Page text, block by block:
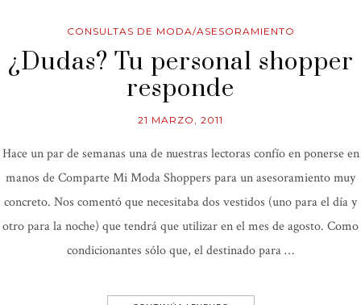
CONSULTAS DE MODA/ASESORAMIENTO
¿Dudas? Tu personal shopper
responde
21 MARZO, 2011
Hace un par de semanas una de nuestras lectoras confío en ponerse en
manos de Comparte Mi Moda Shoppers para un asesoramiento muy
concreto. Nos comentó que necesitaba dos vestidos (uno para el día y
otro para la noche) que tendrá que utilizar en el mes de agosto. Como
condicionantes sólo que, el destinado para …